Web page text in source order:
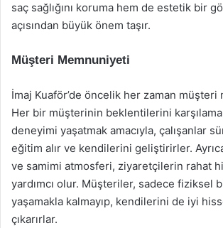
saç sağlığını koruma hem de estetik bir
açısından büyük önem taşır.
Müşteri Memnuniyeti
İmaj Kuaför’de öncelik her zaman
Her bir müşterinin beklentilerini
deneyimi yaşatmak amacıyla, çalışanlar
eğitim alır ve kendilerini geliştirirler.
ve samimi atmosferi, ziyaretçilerin rahat
yardımcı olur. Müşteriler, sadece fiziksel
yaşamakla kalmayıp, kendilerini de iyi
çıkarırlar.